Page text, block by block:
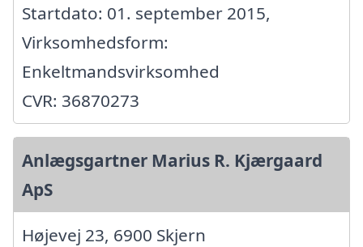
Startdato: 01. september 2015,
Virksomhedsform:
Enkeltmandsvirksomhed
CVR: 36870273
Anlægsgartner Marius R. Kjærgaard
ApS
Højevej 23, 6900 Skjern